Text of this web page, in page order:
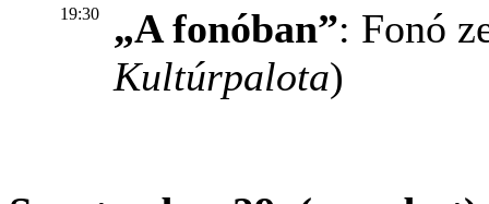
19:30 „A fonóban”: Fonó
Kultúrpalota)